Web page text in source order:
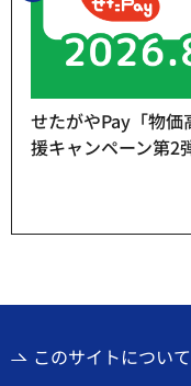
せたがやPay「物
援キャンペーン第2
このサイトについて